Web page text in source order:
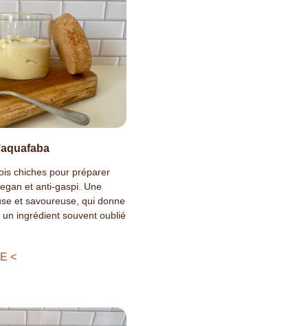
chiches pour préparer
et anti-gaspi. Une
et savoureuse, qui donne
ingrédient souvent oublié
<